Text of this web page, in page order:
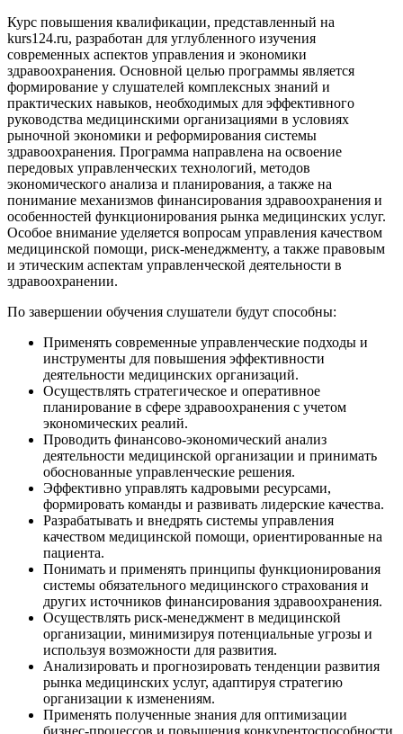
Курс повышения квалификации, представленный на
kurs124.ru, разработан для углубленного изучения
современных аспектов управления и экономики
здравоохранения. Основной целью программы является
формирование у слушателей комплексных знаний и
практических навыков, необходимых для эффективного
руководства медицинскими организациями в условиях
рыночной экономики и реформирования системы
здравоохранения. Программа направлена на освоение
передовых управленческих технологий, методов
экономического анализа и планирования, а также на
понимание механизмов финансирования здравоохранения и
особенностей функционирования рынка медицинских услуг.
Особое внимание уделяется вопросам управления качеством
медицинской помощи, риск-менеджменту, а также правовым
и этическим аспектам управленческой деятельности в
здравоохранении.
По завершении обучения слушатели будут способны:
Применять современные управленческие подходы и
инструменты для повышения эффективности
деятельности медицинских организаций.
Осуществлять стратегическое и оперативное
планирование в сфере здравоохранения с учетом
экономических реалий.
Проводить финансово-экономический анализ
деятельности медицинской организации и принимать
обоснованные управленческие решения.
Эффективно управлять кадровыми ресурсами,
формировать команды и развивать лидерские качества.
Разрабатывать и внедрять системы управления
качеством медицинской помощи, ориентированные на
пациента.
Понимать и применять принципы функционирования
системы обязательного медицинского страхования и
других источников финансирования здравоохранения.
Осуществлять риск-менеджмент в медицинской
организации, минимизируя потенциальные угрозы и
используя возможности для развития.
Анализировать и прогнозировать тенденции развития
рынка медицинских услуг, адаптируя стратегию
организации к изменениям.
Применять полученные знания для оптимизации
бизнес-процессов и повышения конкурентоспособности